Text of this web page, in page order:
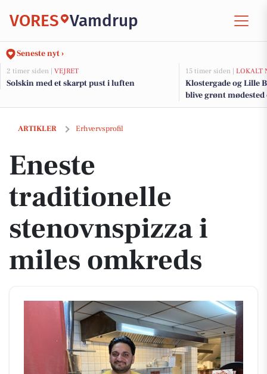
VORES Vamdrup
Seneste nyt ›
2 timer siden | VEJRET
Solskin med et skarpt pust i luften
15 timer siden | LOKALT
Klostergade og Lille
blive grønt
renovering og
ARTIKLER Erhvervsprofil
Eneste traditionelle stenovnspizza i miles omkreds
Eneste
traditionelle
stenovnspizza i
miles omkreds